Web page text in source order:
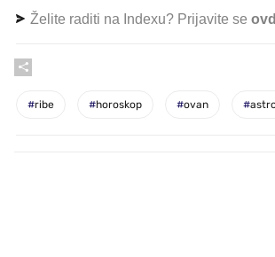
Želite raditi na Indexu? Prijavite se
#ribe #horoskop #ovan #